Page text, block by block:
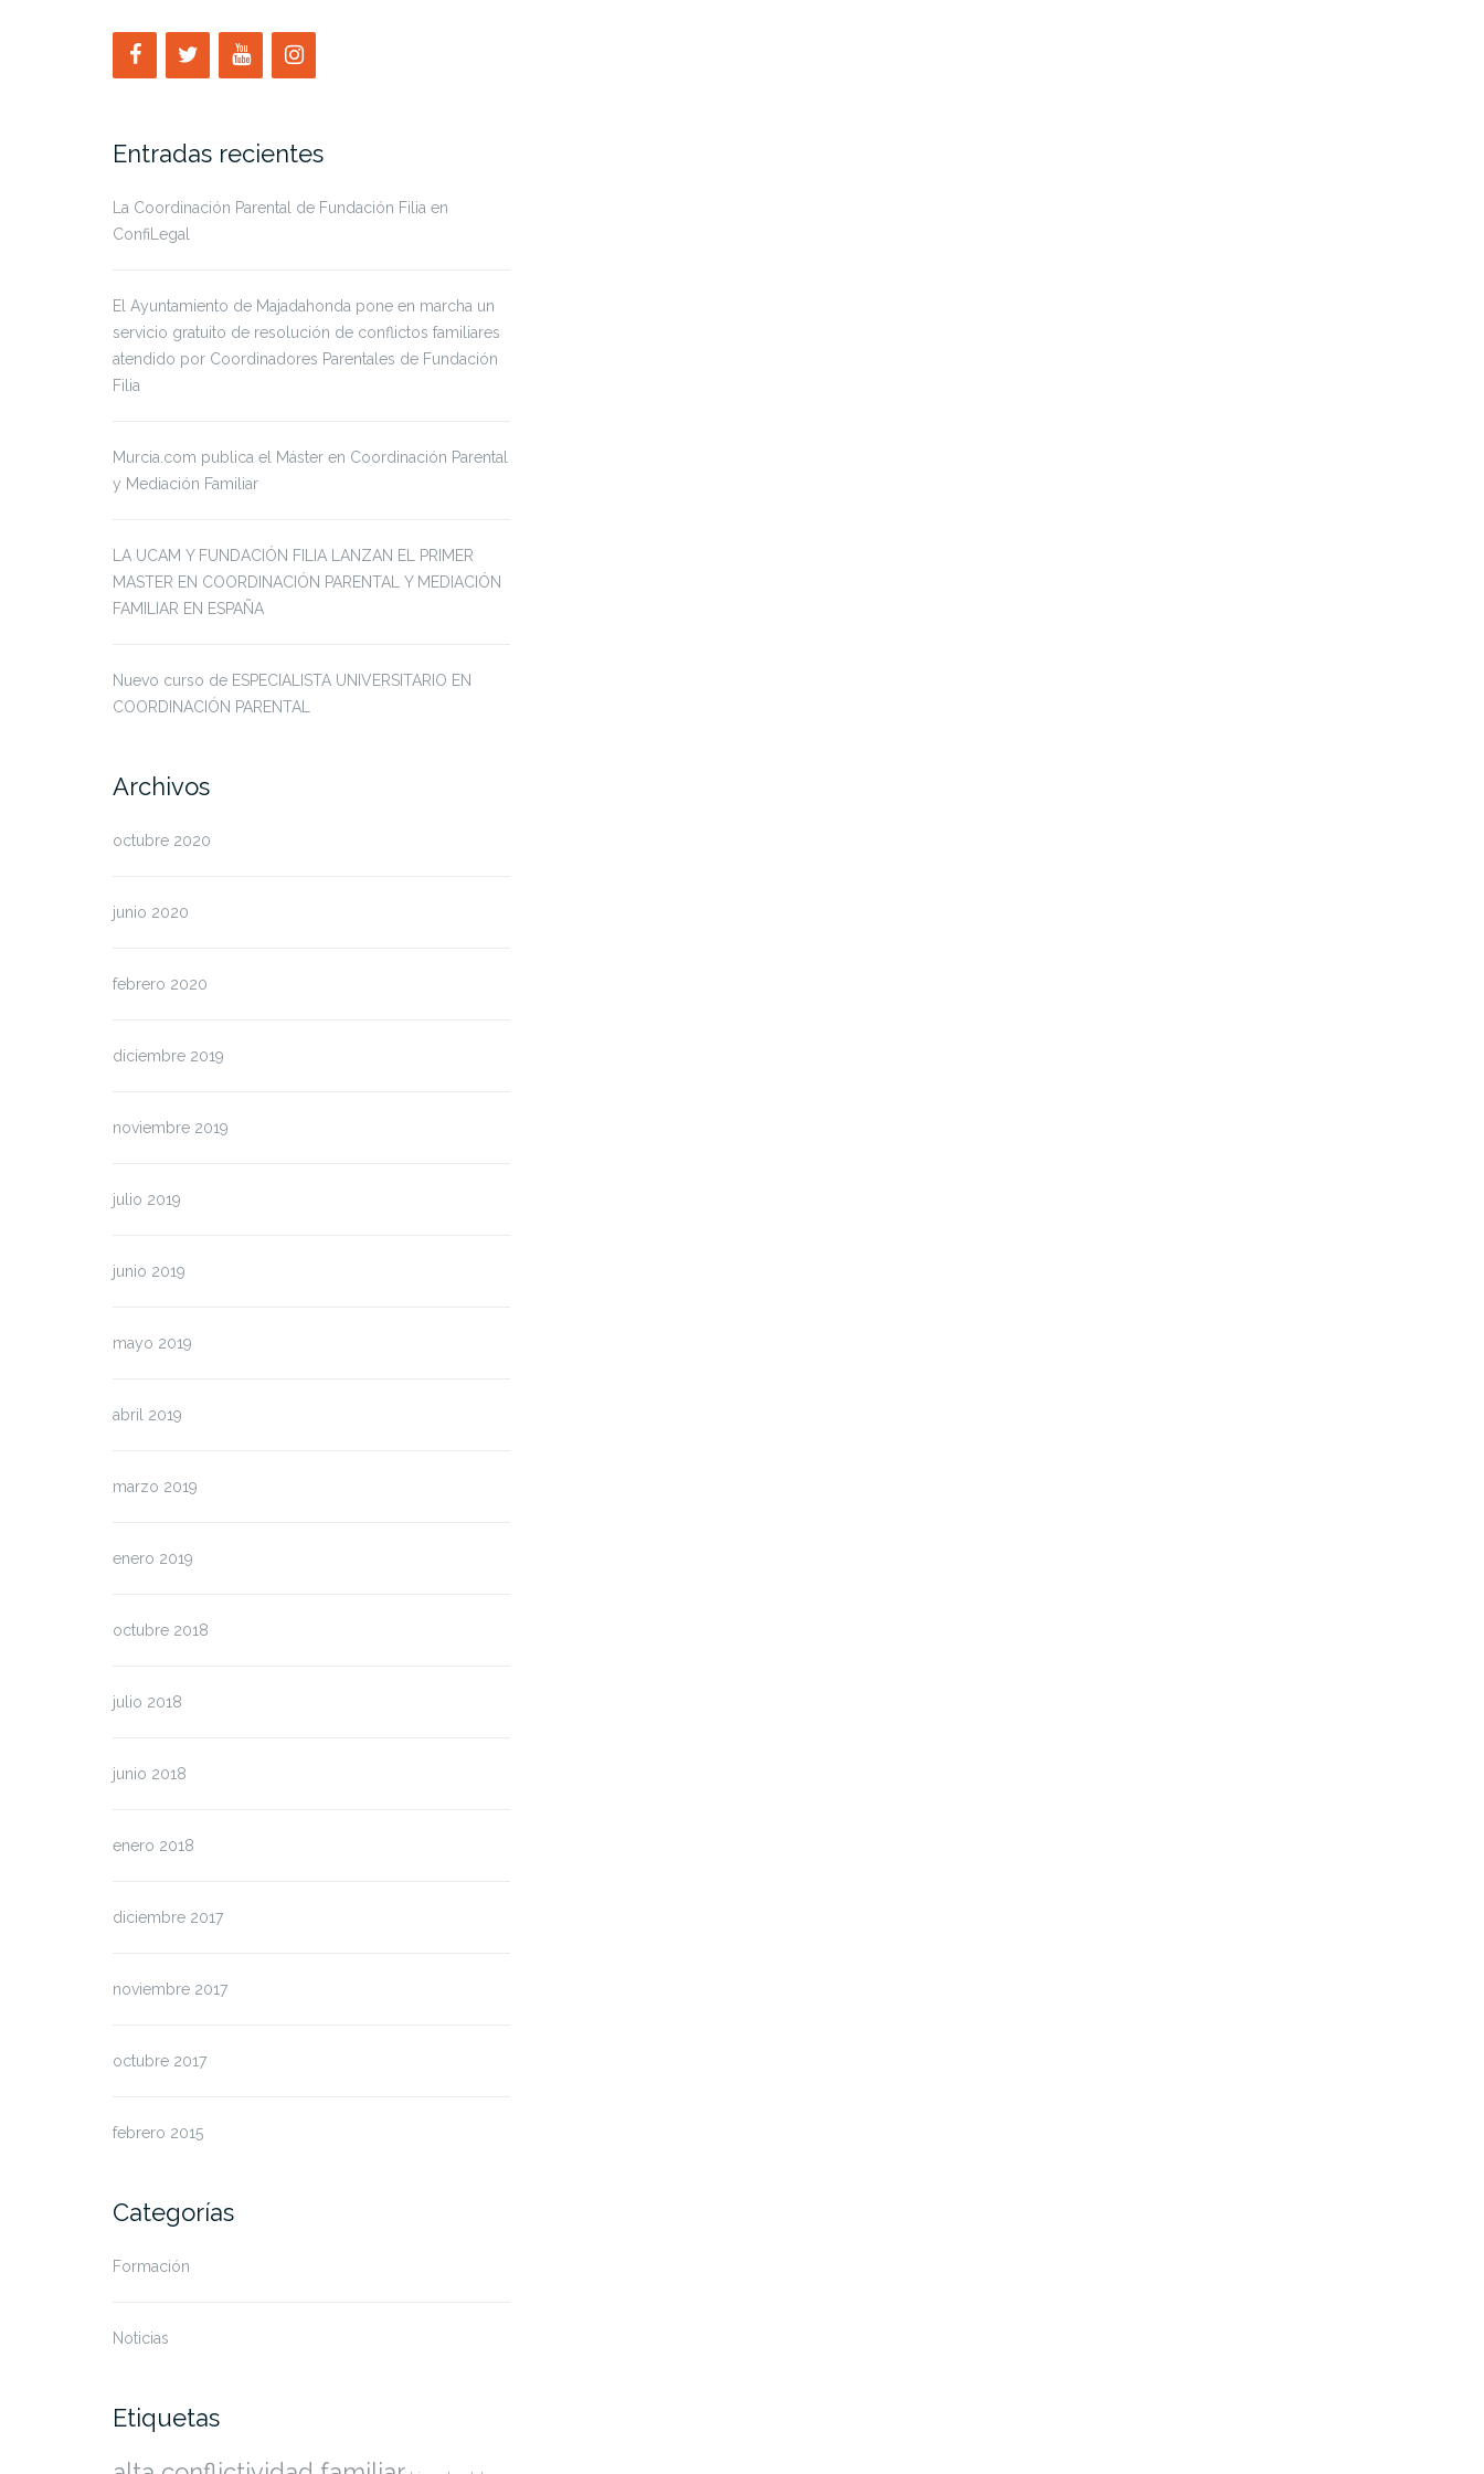
Entradas recientes
La Coordinación Parental de Fundación Filia en
ConfiLegal
El Ayuntamiento de Majadahonda pone en marcha un
servicio gratuito de resolución de conflictos familiares
atendido por Coordinadores Parentales de Fundación
Filia
Murcia.com publica el Máster en Coordinación Parental
y Mediación Familiar
LA UCAM Y FUNDACIÓN FILIA LANZAN EL PRIMER
MASTER EN COORDINACIÓN PARENTAL Y MEDIACIÓN
FAMILIAR EN ESPAÑA
Nuevo curso de ESPECIALISTA UNIVERSITARIO EN
COORDINACIÓN PARENTAL
Archivos
octubre 2020
junio 2020
febrero 2020
diciembre 2019
noviembre 2019
julio 2019
junio 2019
mayo 2019
abril 2019
marzo 2019
enero 2019
octubre 2018
julio 2018
junio 2018
enero 2018
diciembre 2017
noviembre 2017
octubre 2017
febrero 2015
Categorías
Formación
Noticias
Etiquetas